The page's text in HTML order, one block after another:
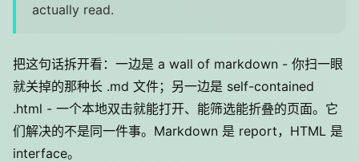
actually read.
把这句话拆开看：一边是 a wall of markdown - 你扫一眼
就关掉的那种长 .md 文件；另一边是 self-contained
.html - 一个本地双击就能打开、能筛选能折叠的页面。它
们解决的不是同一件事。Markdown 是 report，HTML 是
interface。